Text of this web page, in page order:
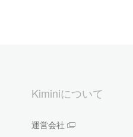
Kiminiについて
運営会社